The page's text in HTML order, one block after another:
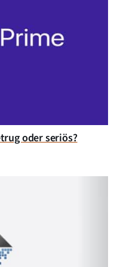
oder seriös?